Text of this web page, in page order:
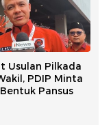
Usulan Pilkada
PDIP Minta
Pansus